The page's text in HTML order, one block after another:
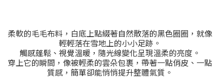
柔軟的毛毛布料，白底上點綴著自然散落的黑色圈圈，就像
輕輕落在雪地上的小小足跡。
觸感蓬鬆、視覺溫暖，隨光線變化呈現溫柔的亮度。
穿上它的瞬間，像被輕柔的雲朵包裹，帶著一點俏皮、一點
質感，簡單卻能悄悄提升整體氣質。